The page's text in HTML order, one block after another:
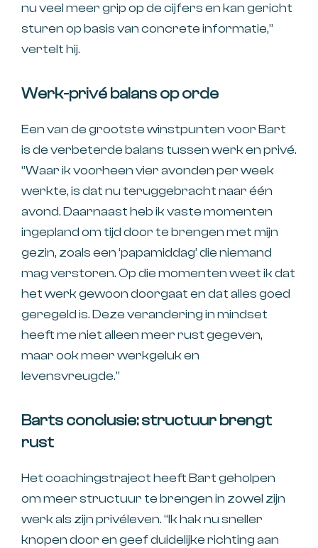
nu veel meer grip op de cijfers en kan gericht
sturen op basis van concrete informatie,”
vertelt hij.
Werk-privé balans op orde
Een van de grootste winstpunten voor Bart
is de verbeterde balans tussen werk en privé.
‘’Waar ik voorheen vier avonden per week
werkte, is dat nu teruggebracht naar één
avond. Daarnaast heb ik vaste momenten
ingepland om tijd door te brengen met mijn
gezin, zoals een ‘papamiddag’ die niemand
mag verstoren. Op die momenten weet ik dat
het werk gewoon doorgaat en dat alles goed
geregeld is. Deze verandering in mindset
heeft me niet alleen meer rust gegeven,
maar ook meer werkgeluk en
levensvreugde.’’
Barts conclusie: structuur brengt
rust
Het coachingstraject heeft Bart geholpen
om meer structuur te brengen in zowel zijn
werk als zijn privéleven. “Ik hak nu sneller
knopen door en geef duidelijke richting aan